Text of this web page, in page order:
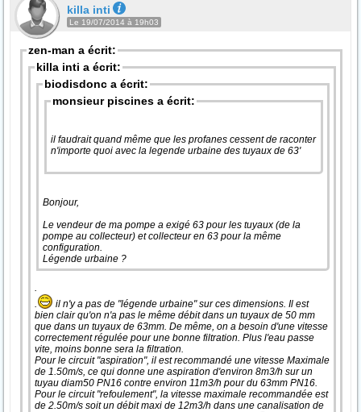
killa inti
Le 19/07/2014 à 19h03
zen-man a écrit:
killa inti a écrit:
biodisdonc a écrit:
monsieur piscines a écrit:
il faudrait quand même que les profanes cessent de raconter
n'importe quoi avec la legende urbaine des tuyaux de 63'
Bonjour,
Le vendeur de ma pompe a exigé 63 pour les tuyaux (de la
pompe au collecteur) et collecteur en 63 pour la même
configuration.
Légende urbaine ?
.
.
il n'y a pas de "légende urbaine" sur ces dimensions. Il est
bien clair qu'on n'a pas le même débit dans un tuyaux de 50 mm
que dans un tuyaux de 63mm. De même, on a besoin d'une vitesse
correctement régulée pour une bonne filtration. Plus l'eau passe
vite, moins bonne sera la filtration.
Pour le circuit "aspiration", il est recommandé une vitesse Maximale
de 1.50m/s, ce qui donne une aspiration d'environ 8m3/h sur un
tuyau diam50 PN16 contre environ 11m3/h pour du 63mm PN16.
Pour le circuit "refoulement", la vitesse maximale recommandée est
de 2.50m/s soit un débit maxi de 12m3/h dans une canalisation de